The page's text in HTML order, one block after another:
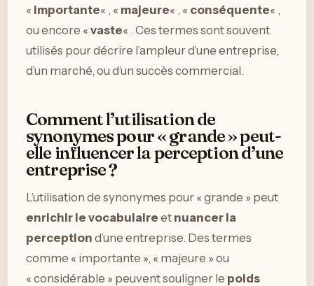
« importante« , « majeure« , « conséquente« ,
ou encore « vaste« . Ces termes sont souvent
utilisés pour décrire l’ampleur d’une entreprise,
d’un marché, ou d’un succès commercial.
Comment l’utilisation de
synonymes pour « grande » peut-
elle influencer la perception d’une
entreprise ?
L’utilisation de synonymes pour « grande » peut
enrichir le vocabulaire et nuancer la
perception d’une entreprise. Des termes
comme « importante », « majeure » ou
« considérable » peuvent souligner le poids